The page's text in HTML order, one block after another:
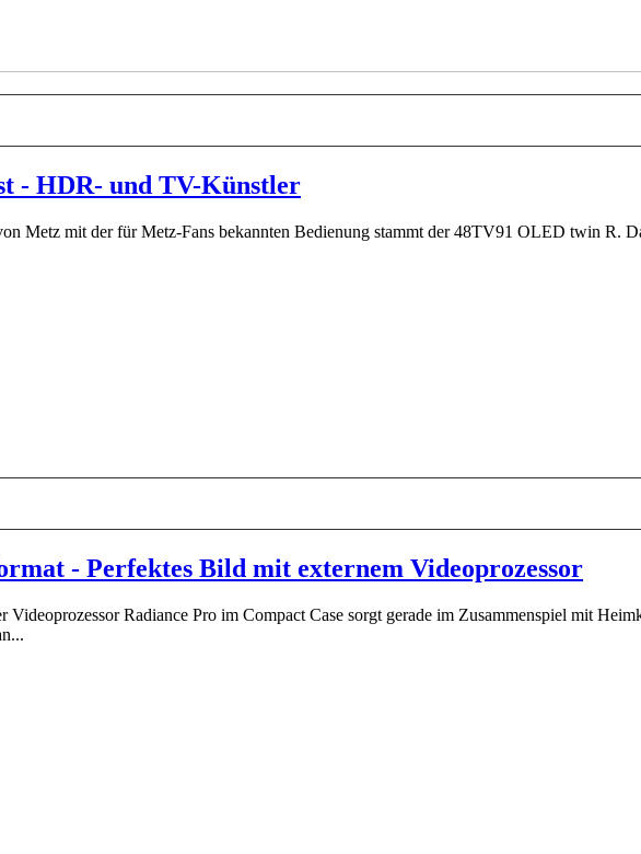
- HDR- und TV-Künstler
Metz mit der für Metz-Fans bekannten Bedienung stammt der 48TV91 OLED twin R.
- Perfektes Bild mit externem Videoprozessor
Videoprozessor Radiance Pro im Compact Case sorgt gerade im Zusammenspiel mit